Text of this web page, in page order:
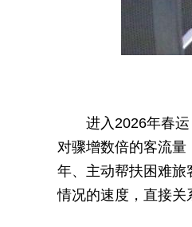
进入2026年春
对骤增数倍的客流量
年、主动帮扶困难
情况的速度，直接关